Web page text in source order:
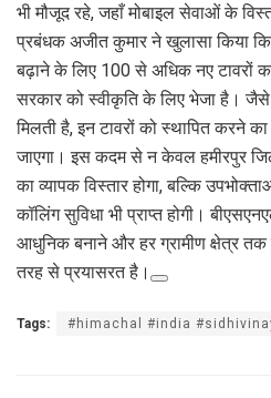
भी मौजूद रहे, जहाँ मोबाइल सेवाओं के
प्रबंधक अजीत कुमार ने खुलासा किया कि
बढ़ाने के लिए 100 से अधिक नए टावरों
सरकार को स्वीकृति के लिए भेजा है।
मिलती है, इन टावरों को स्थापित करने
जाएगा। इस कदम से न केवल हमीरपुर
का व्यापक विस्तार होगा, बल्कि
कॉलिंग सुविधा भी प्राप्त होगी।
आधुनिक बनाने और हर ग्रामीण क्षेत्र
तरह से प्रयासरत है।
Tags: #himachal #india